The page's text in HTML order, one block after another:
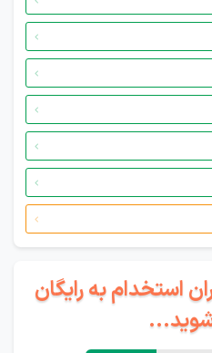
استخدام به رایگان